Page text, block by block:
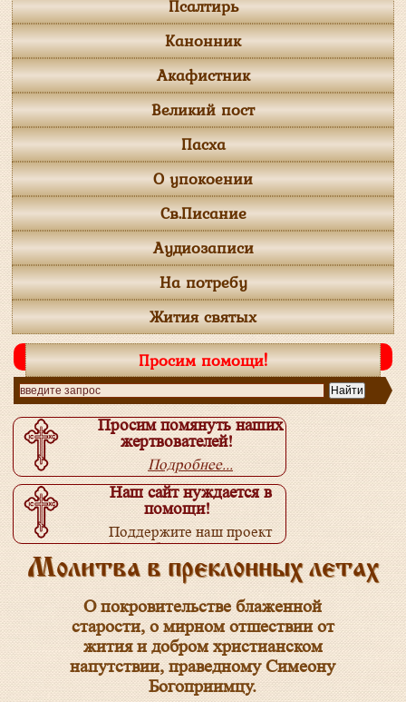
Псалтирь
Канонник
Акафистник
Великий пост
Пасха
О упокоении
Св.Писание
Аудиозаписи
На потребу
Жития святых
Просим помощи!
Просим помянуть наших
жертвователей!
Подробнее...
Наш сайт нуждается в
помощи!
Поддержите наш проект
Подробнее...
Молитва в преклонных летах
О покровительстве блаженной
старости, о мирном отшествии от
жития и добром христианском
напутствии, праведному Симеону
Богоприимцу.